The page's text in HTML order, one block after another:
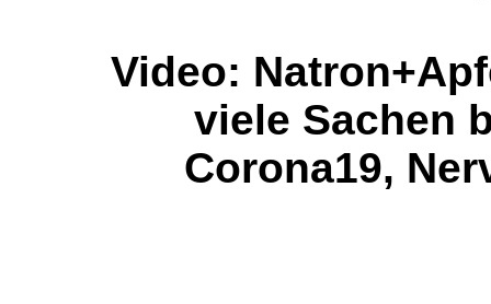
Video:
viele Sachen
Corona19,